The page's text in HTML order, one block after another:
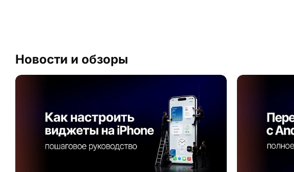
Новости и обзоры